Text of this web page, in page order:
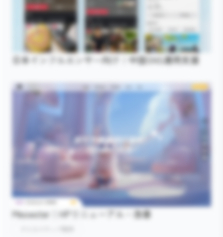
日本インフルエンサー向け｜中国SNS運用支援
Meowster｜HPリニューアル・改善